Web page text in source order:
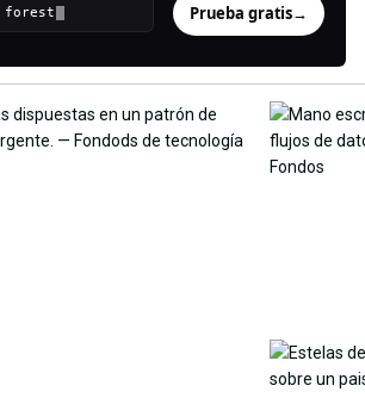
Prueba gratis→